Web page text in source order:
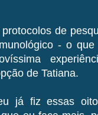
de
- o
de Tatiana.
já fiz essas